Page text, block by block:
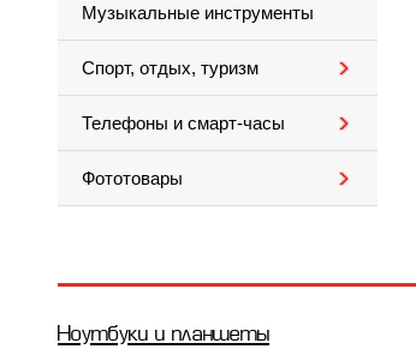
Музыкальные инструменты
Спорт, отдых, туризм
Телефоны и смарт-часы
Фототовары
Ноутбуки и планшеты